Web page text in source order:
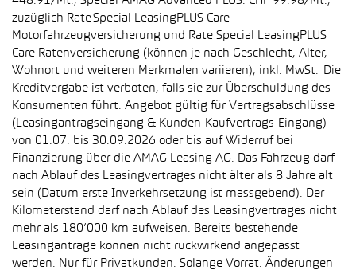
zuzüglich Rate Special LeasingPLUS Care
Motorfahrzeugversicherung und Rate Special LeasingPLUS
Care Ratenversicherung (können je nach Geschlecht, Alter,
Wohnort und weiteren Merkmalen variieren), inkl. MwSt. Die
Kreditvergabe ist verboten, falls sie zur Überschuldung des
Konsumenten führt. Angebot gültig für Vertragsabschlüsse
(Leasingantragseingang & Kunden-Kaufvertrags-Eingang)
von 01.07. bis 30.09.2026 oder bis auf Widerruf bei
Finanzierung über die AMAG Leasing AG. Das Fahrzeug darf
nach Ablauf des Leasingvertrages nicht älter als 8 Jahre alt
sein (Datum erste Inverkehrsetzung ist massgebend). Der
Kilometerstand darf nach Ablauf des Leasingvertrages nicht
mehr als 180’000 km aufweisen. Bereits bestehende
Leasinganträge können nicht rückwirkend angepasst
werden. Nur für Privatkunden. Solange Vorrat. Änderungen